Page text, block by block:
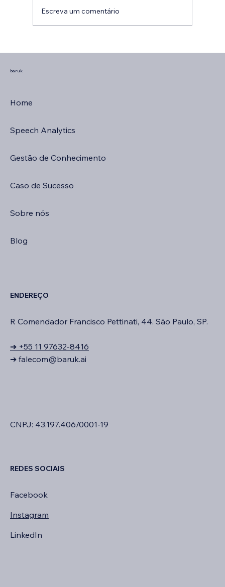
Escreva um comentário
baruk
Home
Speech Analytics
Gestão de Conhecimento
Caso de Sucesso
Sobre nós
Blog
ENDEREÇO
R Comendador Francisco Pettinati, 44. São Paulo, SP.
➔ +55 11 97632-8416
➔ falecom@baruk.ai
CNPJ: 43.197.406/0001-19
REDES SOCIAIS
Facebook
Instagram
LinkedIn